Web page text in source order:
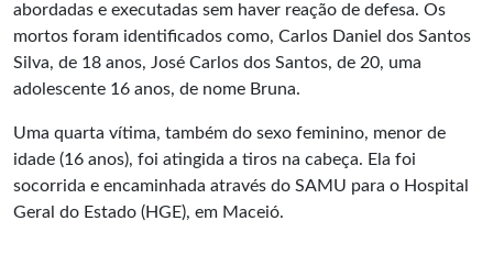
abordadas e executadas sem haver reação de defesa. Os
mortos foram identificados como, Carlos Daniel dos Santos
Silva, de 18 anos, José Carlos dos Santos, de 20, uma
adolescente 16 anos, de nome Bruna.
Uma quarta vítima, também do sexo feminino, menor de
idade (16 anos), foi atingida a tiros na cabeça. Ela foi
socorrida e encaminhada através do SAMU para o Hospital
Geral do Estado (HGE), em Maceió.